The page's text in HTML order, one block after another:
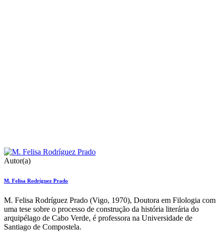
Autor(a)
M. Felisa Rodríguez Prado
M. Felisa Rodríguez Prado (Vigo, 1970), Doutora em Filologia com
uma tese sobre o processo de construção da história literária do
arquipélago de Cabo Verde, é professora na Universidade de
Santiago de Compostela.